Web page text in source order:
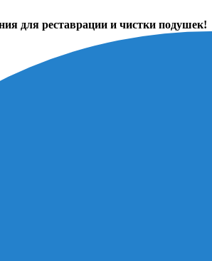
для реставрации и чистки подушек!